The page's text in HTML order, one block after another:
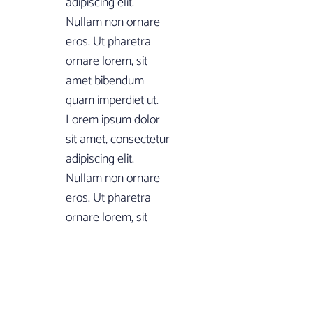
Nullam non ornare
eros. Ut pharetra
ornare lorem, sit
amet bibendum
quam imperdiet ut.
Lorem ipsum dolor
sit amet, consectetur
adipiscing elit.
Nullam non ornare
eros. Ut pharetra
ornare lorem, sit